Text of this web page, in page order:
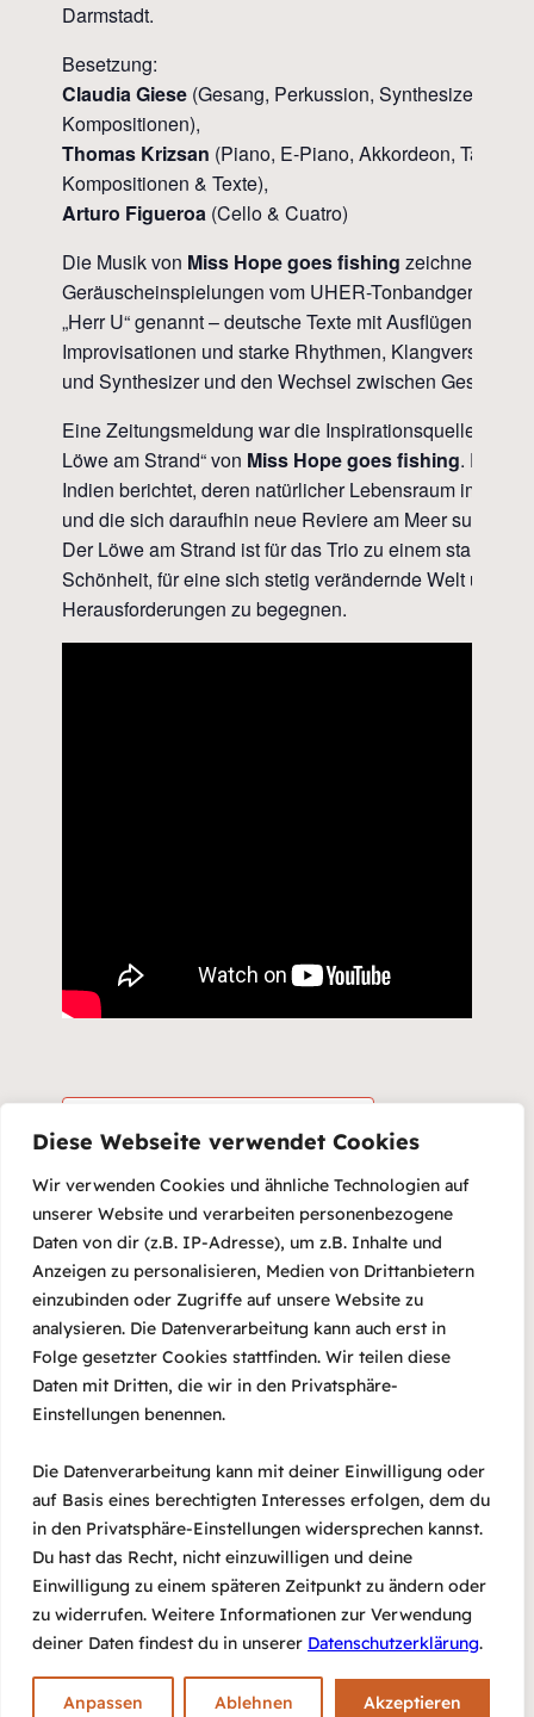
Diese Webseite verwendet Cookies
Wir verwenden Cookies und ähnliche Technologien auf
unserer Website und verarbeiten personenbezogene
Daten von dir (z.B. IP-Adresse), um z.B. Inhalte und
Anzeigen zu personalisieren, Medien von Drittanbietern
einzubinden oder Zugriffe auf unsere Website zu
analysieren. Die Datenverarbeitung kann auch erst in
Folge gesetzter Cookies stattfinden. Wir teilen diese
Daten mit Dritten, die wir in den Privatsphäre-
Einstellungen benennen.
Die Datenverarbeitung kann mit deiner Einwilligung oder
auf Basis eines berechtigten Interesses erfolgen, dem du
in den Privatsphäre-Einstellungen widersprechen kannst.
Du hast das Recht, nicht einzuwilligen und deine
Einwilligung zu einem späteren Zeitpunkt zu ändern oder
zu widerrufen. Weitere Informationen zur Verwendung
deiner Daten findest du in unserer Datenschutzerklärung.
Anpassen Ablehnen Akzeptieren
Darmstadt.
Besetzung:
Claudia Giese (Gesang, Perkussion, Synthesizer,
Kompositionen),
Thomas Krizsan (Piano, E-Piano, Akkordeon, Tapes,
Kompositionen & Texte),
Arturo Figueroa (Cello & Cuatro)
Die Musik von Miss Hope goes fishing zeichnet sich
Geräuscheinspielungen vom UHER-Tonbandgerät –
„Herr U“ genannt – deutsche Texte mit Ausflügen in
Improvisationen und starke Rhythmen,
und Synthesizer und den Wechsel zwischen Gesang
Eine Zeitungsmeldung war die Inspirationsquelle für
Löwe am Strand“ von Miss Hope goes fishing. Dort
Indien berichtet, deren natürlicher Lebensraum im
und die sich daraufhin neue Reviere am Meer suchten.
Der Löwe am Strand ist für das Trio zu einem starken
Schönheit, für eine sich stetig verändernde Welt und für
Herausforderungen zu begegnen.
DETAILS
Datum:
18 Januar, 2025
Zeit:
20:00 – 22:00
Eintritt:
€10 – €15
VERANSTALTER
Agora bewegt e.V.
E-Mail
reservierung@agora-
da.de
AGORA ABERTA #26
– Die Offene Bühne
SUBITO! „Endlich sinnfrei“ –
Improvisationstheater
#agora
E-Mail Impressum Datenschutz